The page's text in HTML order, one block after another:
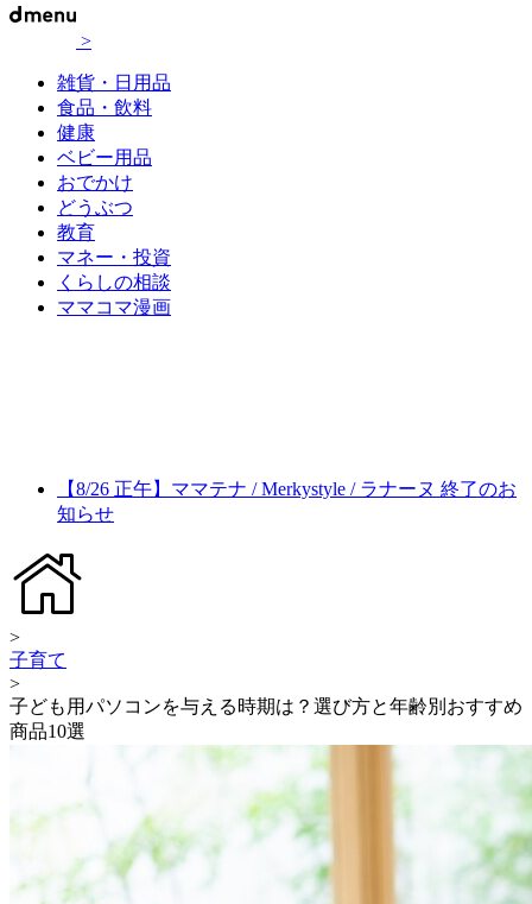
>
雑貨・日用品
食品・飲料
健康
ベビー用品
おでかけ
どうぶつ
教育
マネー・投資
くらしの相談
ママコマ漫画
【8/26 正午】ママテナ / Merkystyle / ラナーヌ 終了のお
知らせ
>
子育て
>
子ども用パソコンを与える時期は？選び方と年齢別おすすめ
商品10選